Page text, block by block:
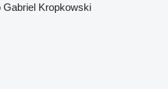
Gabriel Kropkowski